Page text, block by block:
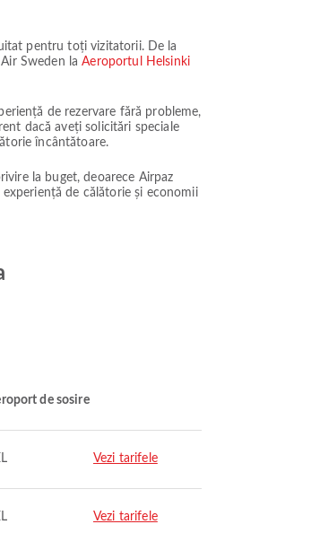
pentru toți vizitatorii. De la
Air Sweden laAeroportul Helsinki
de rezervare fără probleme,
dacă aveți solicitări speciale
încântătoare.
la buget, deoarece Airpaz
de călătorie și economii
de sosire
Vezi tarifele
Vezi tarifele